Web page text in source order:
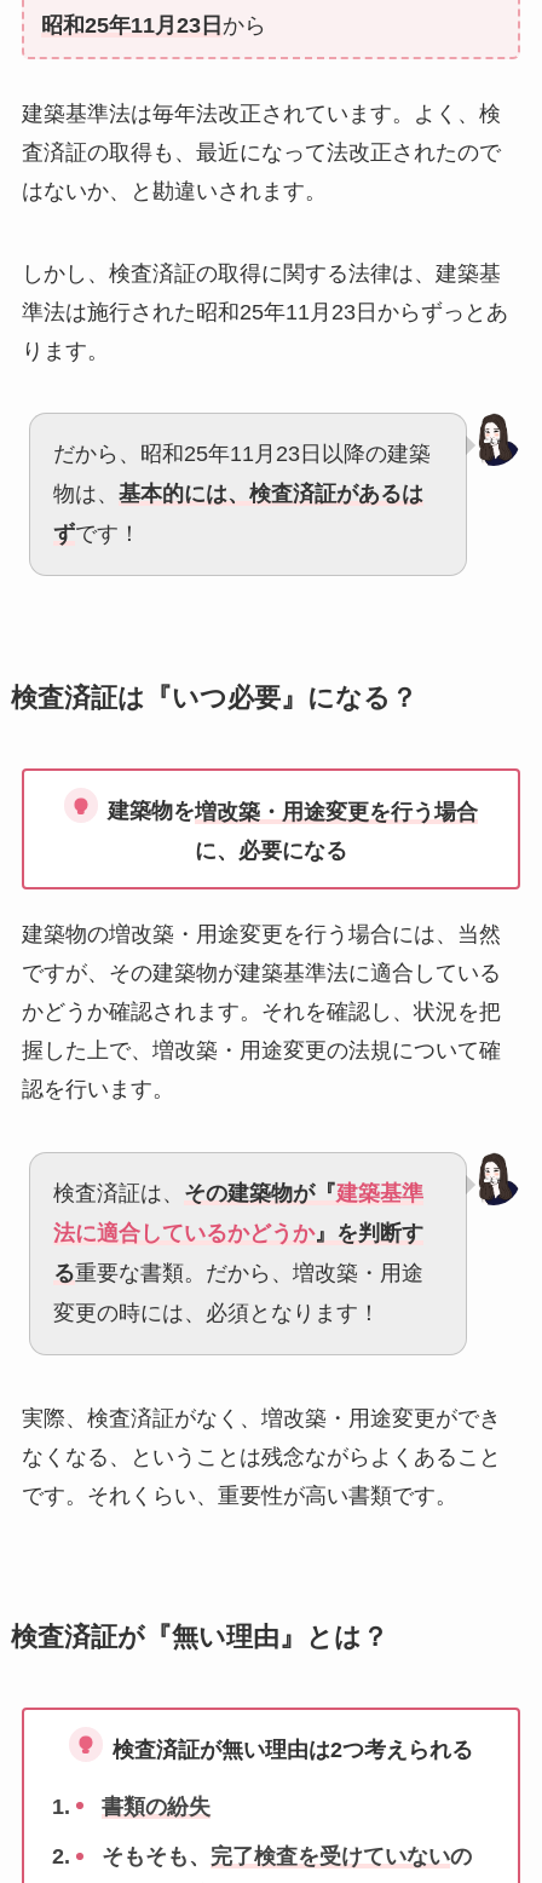
昭和25年11月23日 から
建築基準法は毎年法改正されています。よく、検
査済証の取得も、最近になって法改正されたので
はないか、と勘違いされます。
しかし、検査済証の取得に関する法律は、建築基
準法は施行された昭和25年11月23日からずっとあ
ります。
だから、昭和25年11月23日以降の建築
物は、 基本的には、検査済証があるは
ずです！
検査済証は『いつ必要』になる？
建築物を増改築・用途変更を行う場合
に、必要になる
建築物の増改築・用途変更を行う場合には、当然
ですが、その建築物が建築基準法に適合している
かどうか確認されます。それを確認し、状況を把
握した上で、増改築・用途変更の法規について確
認を行います。
検査済証は、 その建築物が『建築基準
法に適合しているかどうか』を判断す
る重要な書類。だから、増改築・用途
変更の時には、必須となります！
実際、検査済証がなく、増改築・用途変更ができ
なくなる、ということは残念ながらよくあること
です。それくらい、重要性が高い書類です。
検査済証が『無い理由』とは？
検査済証が無い理由は2つ考えられる
書類の紛失
そもそも、 完了検査を受けていないの